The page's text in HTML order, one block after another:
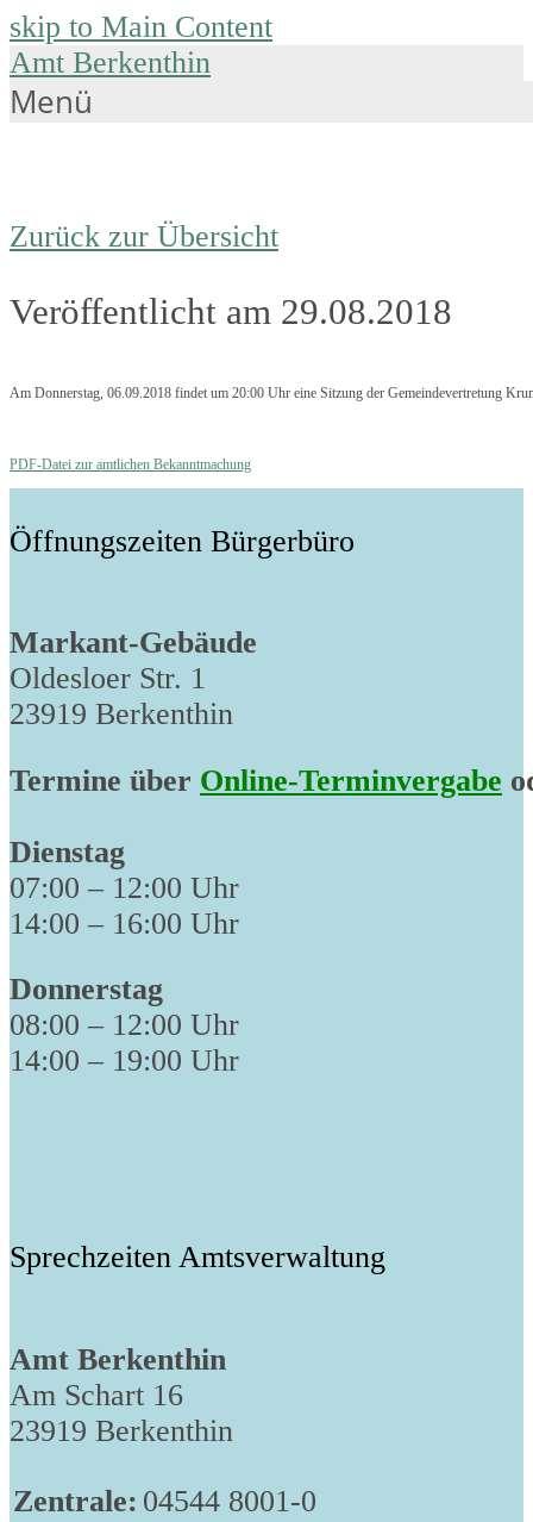
skip to Main Content
Amt Berkenthin
Menü
Zurück zur Übersicht
Veröffentlicht am 29.08.2018
Am Donnerstag, 06.09.2018 findet um 20:00 Uhr eine Sitzung der Gemeindevertretung
PDF-Datei zur amtlichen Bekanntmachung
Öffnungszeiten Bürgerbüro
Markant-Gebäude
Oldesloer Str. 1
23919 Berkenthin
Termine über Online-Terminvergabe
Dienstag
07:00 – 12:00 Uhr
14:00 – 16:00 Uhr
Donnerstag
08:00 – 12:00 Uhr
14:00 – 19:00 Uhr
Sprechzeiten Amtsverwaltung
Amt Berkenthin
Am Schart 16
23919 Berkenthin
Zentrale: 04544 8001-0